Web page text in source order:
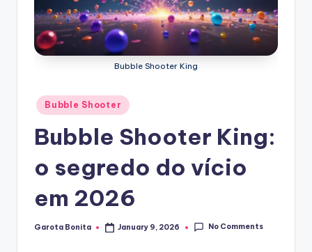
Bubble Shooter King
Posted
in
Bubble Shooter
Bubble Shooter King:
o segredo do vício
em 2026
Posted
Garota Bonita January 9, 2026 No Comments